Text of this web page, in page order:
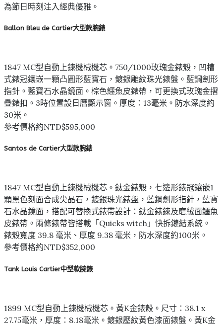
為節日時刻注入經典優雅。
Ballon Bleu de Cartier大型款腕錶
1847 MC型自動上鍊機械機芯。750/1000玫瑰金錶殼，凹槽
式錶冠鑲嵌一顆凸圓形藍寶石，鍍銀雕紋珠光錶盤。藍鋼劍形
指針。藍寶石水晶鏡面。棕色鱷魚皮錶帶，可更換式玫瑰金摺
疊錶扣。3時位置設日曆顯示窗。厚度：13毫米。防水深度約
30米。
參考價格約NTD$595,000
Santos de Cartier大型款腕錶
1847 MC型自動上鍊機械機芯。鈦金錶殼，七邊形錶冠鑲嵌1
顆黑色刻面合成尖晶石，鍍銀珠光錶盤，藍鋼劍形指針，藍寶
石水晶鏡面，搭配可替換式錶帶設計：鈦金錶鍊及磨絨面鱷魚
皮錶帶。兩條錶帶皆搭載「Quicks witch」快拆鏈結系統。
錶殼寬度 39.8 毫米、厚度 9.38 毫米，防水深度約100米。
參考價格約NTD$352,000
Tank Louis Cartier中型款腕錶
1899 MC型自動上鍊機械機芯。黃K金錶殼。尺寸：38.1 x
27.75毫米，厚度：8.18毫米。鍍銀壓紋黃色漆面錶盤。黃K金